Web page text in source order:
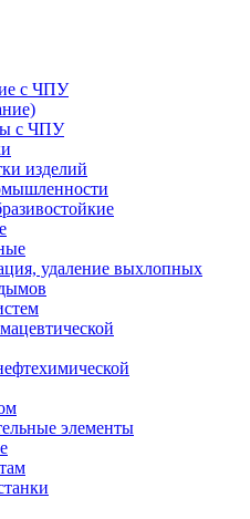
с ЧПУ
с ЧПУ
изделий
удаление выхлопных
элементы